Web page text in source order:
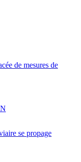
de mesures de
se propage